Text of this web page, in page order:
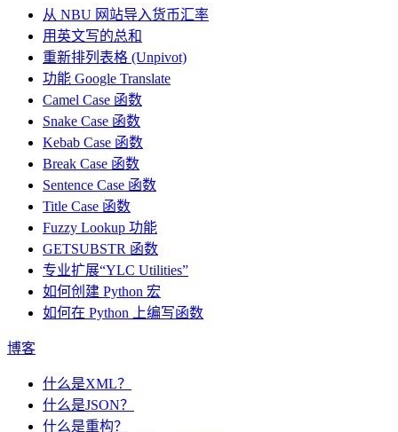
从 NBU 网站导入货币汇率
用英文写的总和
重新排列表格 (Unpivot)
功能 Google Translate
Camel Case 函数
Snake Case 函数
Kebab Case 函数
Break Case 函数
Sentence Case 函数
Title Case 函数
Fuzzy Lookup 功能
GETSUBSTR 函数
专业扩展“YLC Utilities”
如何创建 Python 宏
如何在 Python 上编写函数
博客
什么是XML？
什么是JSON？
什么是重构？